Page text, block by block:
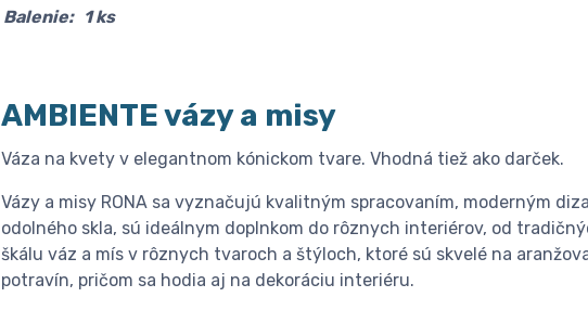
Balenie: 1 ks
AMBIENTE vázy a misy
Váza na kvety v elegantnom kónickom tvare. Vhodná tiež ako darček.
Vázy a misy RONA sa vyznačujú kvalitným spracovaním, moderným
odolného skla, sú ideálnym doplnkom do rôznych interiérov, od
škálu váz a mís v rôznych tvaroch a štýloch, ktoré sú skvelé na
potravín, pričom sa hodia aj na dekoráciu interiéru.